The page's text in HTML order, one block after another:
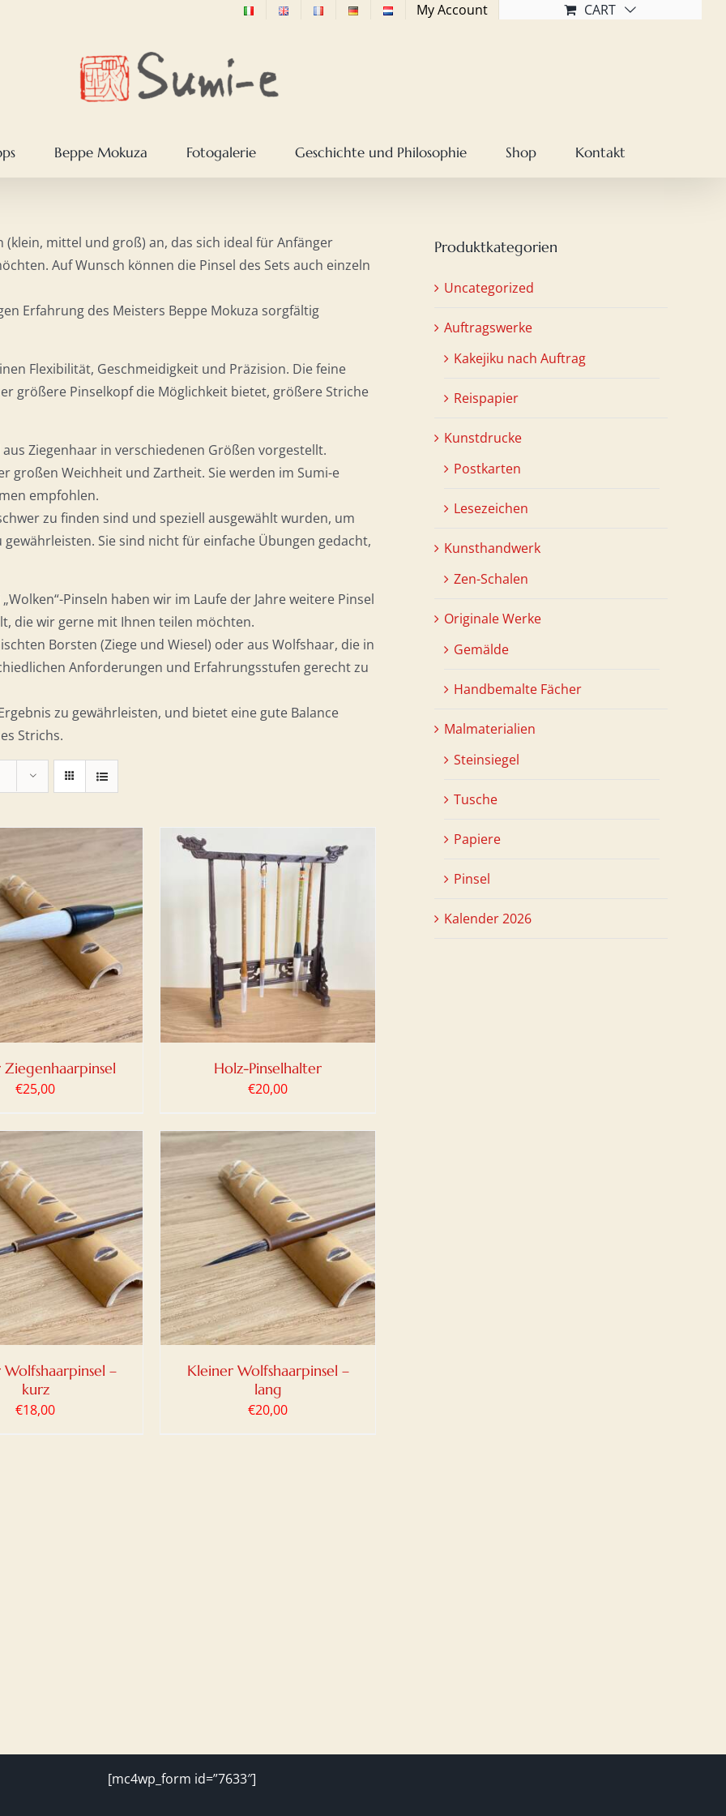
My Account CART
Beppe Mokuza Fotogalerie Geschichte und Philosophie Shop Kontakt
mittel und groß) an, das sich ideal für Anfänger
Auf Wunsch können die Pinsel des Sets auch einzeln
Erfahrung des Meisters Beppe Mokuza sorgfältig
Flexibilität, Geschmeidigkeit und Präzision. Die feine
größere Pinselkopf die Möglichkeit bietet, größere Striche
Ziegenhaar in verschiedenen Größen vorgestellt.
großen Weichheit und Zartheit. Sie werden im Sumi-e
empfohlen.
zu finden sind und speziell ausgewählt wurden, um
Sie sind nicht für einfache Übungen gedacht,
Pinseln haben wir im Laufe der Jahre weitere Pinsel
die wir gerne mit Ihnen teilen möchten.
Borsten (Ziege und Wiesel) oder aus Wolfshaar, die in
Anforderungen und Erfahrungsstufen gerecht zu
zu gewährleisten, und bietet eine gute Balance
Strichs.
€25,00
WARENKORB / DETAILS
Holz-Pinselhalter
€20,00
–
kurz
€18,00
WARENKORB / DETAILS
Kleiner Wolfshaarpinsel –
lang
€20,00
Produktkategorien
Uncategorized
Auftragswerke
Kakejiku nach Auftrag
Reispapier
Kunstdrucke
Postkarten
Lesezeichen
Kunsthandwerk
Zen-Schalen
Originale Werke
Gemälde
Handbemalte Fächer
Malmaterialien
Steinsiegel
Tusche
Papiere
Pinsel
Kalender 2026
[mc4wp_form id=”7633″]